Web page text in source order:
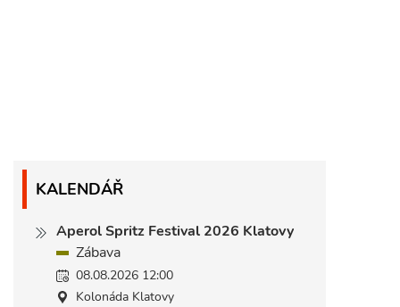
KALENDÁŘ
Aperol Spritz Festival 2026 Klatovy
Zábava
08.08.2026 12:00
Kolonáda Klatovy